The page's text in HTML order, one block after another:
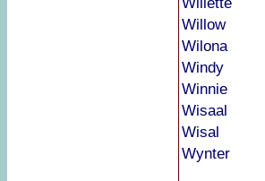
Willow
Wilona
Windy
Winnie
Wisaal
Wisal
Wynter